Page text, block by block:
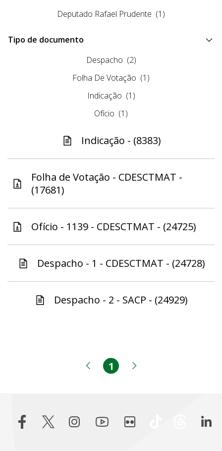
Deputado Rafael Prudente (1)
Tipo de documento
Despacho (2)
Folha De Votação (1)
Indicação (1)
Ofício (1)
Indicação - (8383)
Folha de Votação - CDESCTMAT -
(17681)
Ofício - 1139 - CDESCTMAT - (24725)
Despacho - 1 - CDESCTMAT - (24728)
Despacho - 2 - SACP - (24929)
Página anterior
Página
1